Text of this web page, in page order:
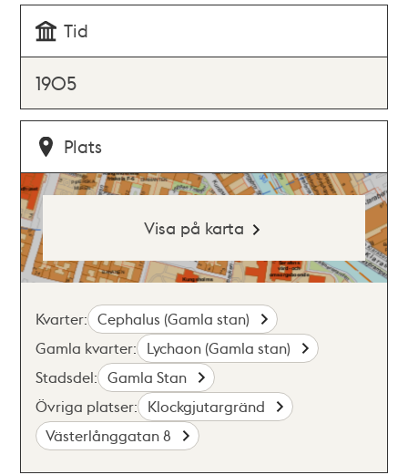
Tid
1905
Plats
Visa på karta
Kvarter: Cephalus (Gamla stan)
Gamla kvarter: Lychaon (Gamla stan)
Stadsdel: Gamla Stan
Övriga platser: Klockgjutargränd
Västerlånggatan 8